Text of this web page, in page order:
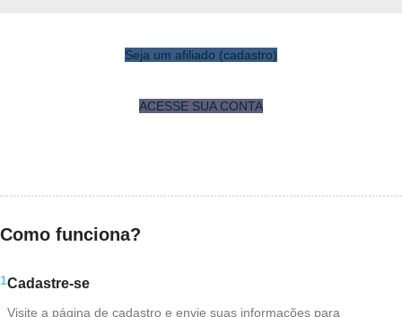
Seja um afiliado (cadastro)
ACESSE SUA CONTA
Como funciona?
1Cadastre-se
Visite a página de cadastro e envie suas informações para